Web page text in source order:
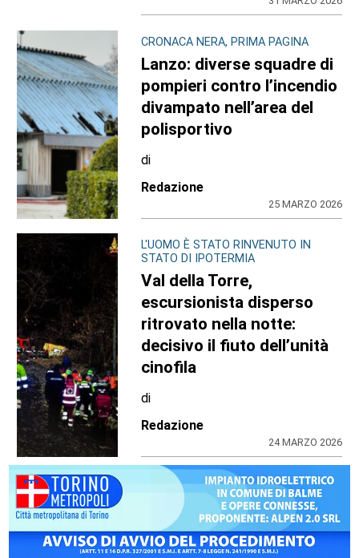
CRONACA NERA, PRIMA PAGINA
Lanzo: diverse squadre di
pompieri contro l’incendio
divampato nell’area del
polisportivo
di
Redazione
25 MARZO 2026
L'UOMO È STATO RINVENUTO IN
STATO DI IPOTERMIA
Val della Torre,
escursionista disperso
ritrovato nella notte:
decisivo il fiuto dell’unità
cinofila
di
Redazione
24 MARZO 2026